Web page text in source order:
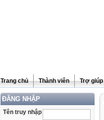
Trang chủ Thành viên Trợ giúp
ĐĂNG NHẬP
Tên truy nhập